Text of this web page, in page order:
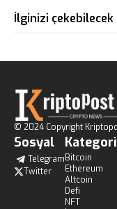
İlginizi
© 2024 Copyright
Sosyal
Telegram
Twitter
Bitcoin
Ethereum
Altcoin
Defi
NFT